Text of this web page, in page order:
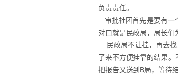
负责责任。
审批社团首先是要有一
对口就是民政局，局长们
民政局不让挂，再去找
了来不方便挂靠的结果
把报告又送到B局，等待结